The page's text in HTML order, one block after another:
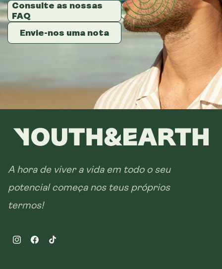
Consulte as nossas
FAQ
Envie-nos uma nota
Consulte as nossas
FAQ
Envie-nos uma nota
Consulte as nossas
FAQ
Envie-nos uma nota
A hora de viver a vida em todo o seu
potencial começa nos teus próprios
termos!
InstagramFacebookTikTok